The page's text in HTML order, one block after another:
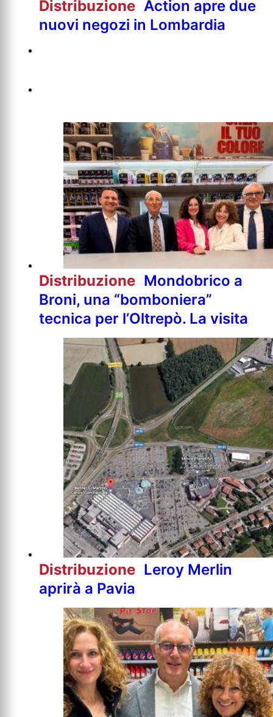
Distribuzione Action apre due
nuovi negozi in Lombardia
Distribuzione Mondobrico a
Broni, una “bomboniera”
tecnica per l’Oltrepò. La visita
Distribuzione Leroy Merlin
aprirà a Pavia